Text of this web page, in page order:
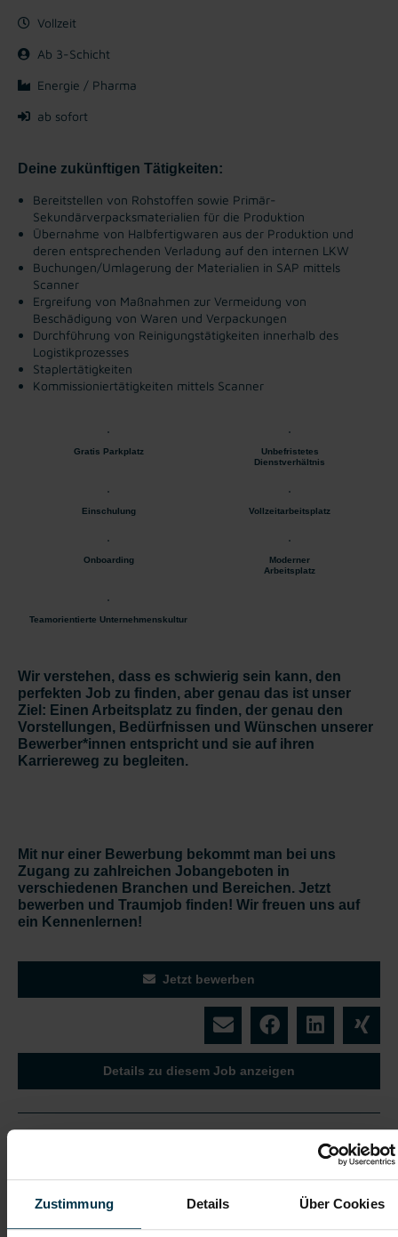
Zustimmung Details Über Cookies
Vollzeit
Ab 3-Schicht
Energie / Pharma
ab sofort
Deine zukünftigen Tätigkeiten:
Bereitstellen von Rohstoffen sowie Primär-
Sekundärverpacksmaterialien für die Produktion
Übernahme von Halbfertigwaren aus der Produktion und
deren entsprechenden Verladung auf den internen LKW
Buchungen/Umlagerung der Materialien in SAP mittels
Scanner
Ergreifung von Maßnahmen zur Vermeidung von
Beschädigung von Waren und Verpackungen
Durchführung von Reinigungstätigkeiten innerhalb des
Logistikprozesses
Staplertätigkeiten
Kommissioniertätigkeiten mittels Scanner
Gratis Parkplatz
Unbefristetes
Dienstverhältnis
Einschulung Vollzeitarbeitsplatz
Onboarding
Moderner
Arbeitsplatz
Teamorientierte Unternehmenskultur
Wir verstehen, dass es schwierig sein kann, den
perfekten Job zu finden, aber genau das ist unser
Ziel: Einen Arbeitsplatz zu finden, der genau den
Vorstellungen, Bedürfnissen und Wünschen unserer
Bewerber*innen entspricht und sie auf ihren
Karriereweg zu begleiten.
Mit nur einer Bewerbung bekommt man bei uns
Zugang zu zahlreichen Jobangeboten in
verschiedenen Branchen und Bereichen. Jetzt
bewerben und Traumjob finden! Wir freuen uns auf
ein Kennenlernen!
Jetzt bewerben
Details zu diesem Job anzeigen
Produktionsmitarbeiter:in in Graz
ab EUR 14,93